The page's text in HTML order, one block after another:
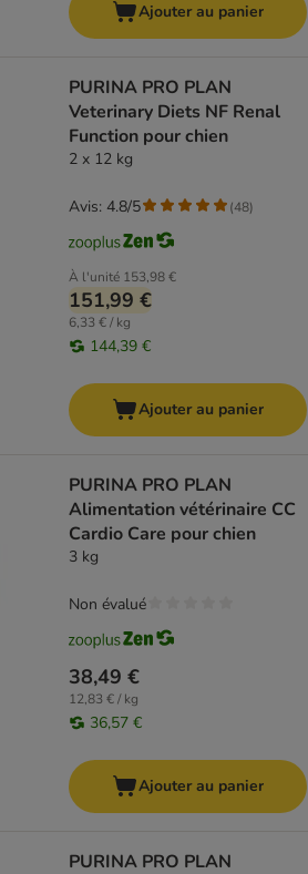
Ajouter au panier
PURINA PRO PLAN
Veterinary Diets NF Renal
Function pour chien
2 x 12 kg
À l'unité 153,98 €
151,99 €
6,33 € / kg
144,39 €
Avis: 4.8/5 (48)
Ajouter au panier
PURINA PRO PLAN
Alimentation vétérinaire CC
Cardio Care pour chien
3 kg
38,49 €
12,83 € / kg
36,57 €
Non évalué
Ajouter au panier
PURINA PRO PLAN